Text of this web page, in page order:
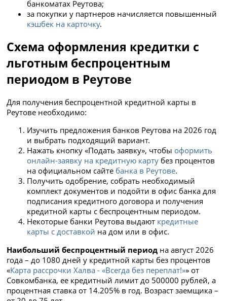
банкоматах Реутова;
за покупки у партнеров начисляется повышенный
кэшбек на карточку.
Схема оформления кредитки с
льготным беспроцентным
периодом в Реутове
Для получения беспроцентной кредитной карты в
Реутове необходимо:
Изучить предложения банков Реутова на 2026 год
и выбрать подходящий вариант.
Нажать кнопку «Подать заявку», чтобы оформить
онлайн-заявку на кредитную карту без процентов
на официальном сайте банка в Реутове.
Получить одобрение, собрать необходимый
комплект документов и подойти в офис банка для
подписания кредитного договора и получения
кредитной карты с беспроцентным периодом.
Некоторые банки Реутова выдают кредитные
карты с доставкой на дом или в офис.
Наибольший беспроцентный период на август 2026
года – до 1080 дней у кредитной карты без процентов
«Карта рассрочки Халва - «Всегда без переплат!»» от
Совкомбанка, ее кредитный лимит до 500000 рублей, а
процентная ставка от 14.205% в год. Возраст заемщика –